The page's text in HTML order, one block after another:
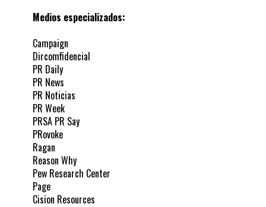
Medios especializados:
Campaign
Dircomfidencial
PR Daily
PR News
PR Noticias
PR Week
PRSA PR Say
PRovoke
Ragan
Reason Why
Pew Research Center
Page
Cision Resources